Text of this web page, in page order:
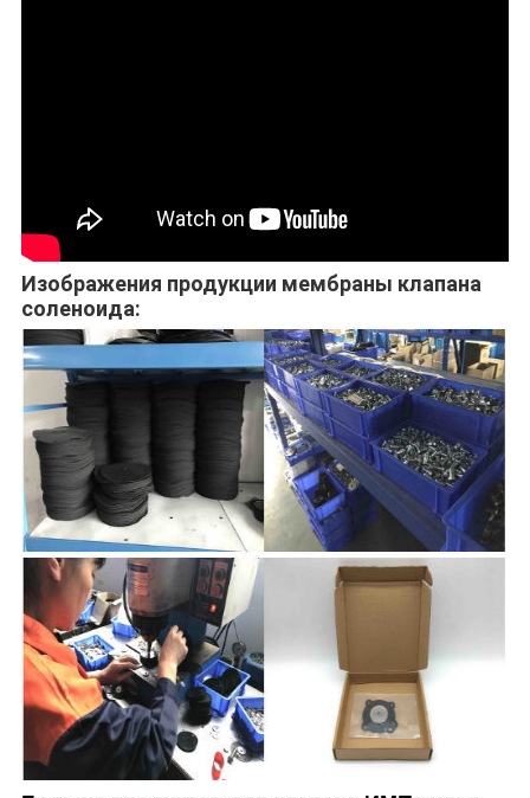
Изображения продукции мембраны клапана
соленоида: